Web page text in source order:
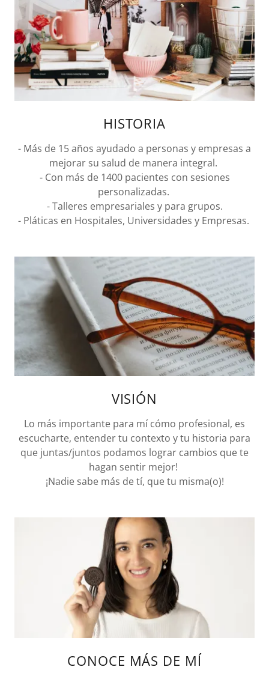
HISTORIA
- Más de 15 años ayudado a personas y empresas a
mejorar su salud de manera integral.
- Con más de 1400 pacientes con sesiones
personalizadas.
- Talleres empresariales y para grupos.
- Pláticas en Hospitales, Universidades y Empresas.
VISIÓN
Lo más importante para mí cómo profesional, es
escucharte, entender tu contexto y tu historia para
que juntas/juntos podamos lograr cambios que te
hagan sentir mejor!
¡Nadie sabe más de tí, que tu misma(o)!
CONOCE MÁS DE MÍ